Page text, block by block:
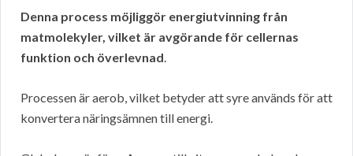
Denna process möjliggör energiutvinning från
matmolekyler, vilket är avgörande för cellernas
funktion och överlevnad
Processen är aerob, vilket betyder att syre används för att
konvertera näringsämnen till energi.